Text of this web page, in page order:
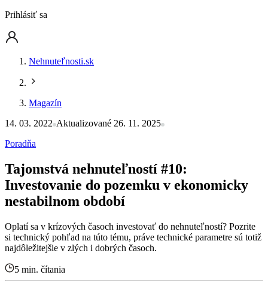
Prihlásiť sa
Nehnuteľnosti.sk
Magazín
14. 03. 2022 Aktualizované 26. 11. 2025
Poradňa
Tajomstvá nehnuteľností #10:
Investovanie do pozemku v ekonomicky
nestabilnom období
Oplatí sa v krízových časoch investovať do nehnuteľností? Pozrite
si technický pohľad na túto tému, práve technické parametre sú totiž
najdôležitejšie v zlých i dobrých časoch.
5 min. čítania